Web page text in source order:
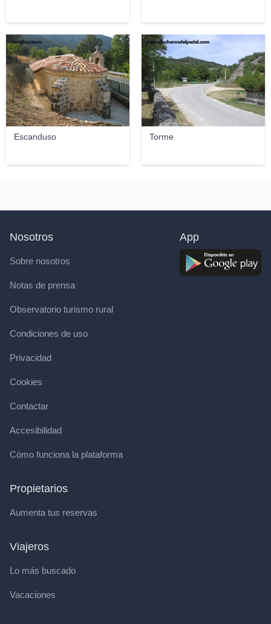
Escanduso
marathoniano
Torme
www.alucherosdelpedal.com
Nosotros
Sobre nosotros
Notas de prensa
Observatorio turismo rural
Condiciones de uso
Privacidad
Cookies
Contactar
Accesibilidad
Cómo funciona la plataforma
Propietarios
Aumenta tus reservas
Viajeros
Lo más buscado
Vacaciones
App